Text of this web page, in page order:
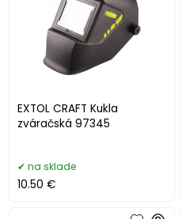
EXTOL CRAFT Kukla
zváračská 97345
na sklade
10.50 €